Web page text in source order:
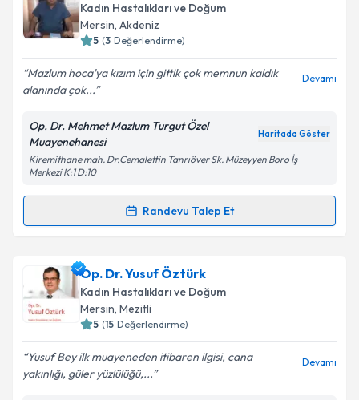
Kadın Hastalıkları ve Doğum
Mersin, Akdeniz
5 (3 Değerlendirme)
Mazlum hoca'ya kızım için gittik çok memnun kaldık
alanında çok...
Devamı
Op. Dr. Mehmet Mazlum Turgut Özel
Muayenehanesi
Haritada Göster
Kiremithane mah. Dr.Cemalettin Tanrıöver Sk. Müzeyyen Boro İş
Merkezi K:1 D:10
Randevu Talep Et
Randevu Takvimi Talebi
Op. Dr. Mehmet Mazlum Turgut
takvimi talebi oluşturun. Size bu uzmandan randevu
almanız için bir takvim hazırlandığında e-posta ile
bilgilendireceğiz.
E-posta Adresiniz
Op. Dr. Yusuf Öztürk
Kadın Hastalıkları ve Doğum
Mersin, Mezitli
5 (15 Değerlendirme)
Yusuf Bey ilk muayeneden itibaren ilgisi, cana
yakınlığı, güler yüzlülüğü,...
Devamı